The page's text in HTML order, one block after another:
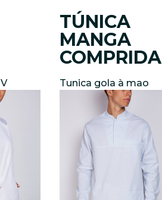
TÚNICA
MANGA
COMPRIDA
Tunica gola à mao